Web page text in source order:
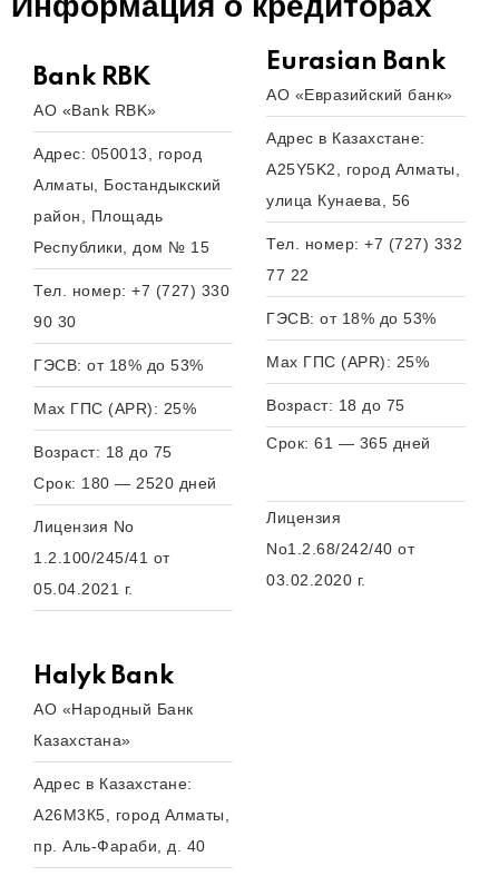
Информация о кредиторах
Bank RBK
АО «Bank RBK»
Адрес: 050013, город
Алматы, Бостандыкский
район, Площадь
Республики, дом № 15
Тел. номер: +7 (727) 330
90 30
ГЭСВ: от 18% до 53%
Max ГПС (APR): 25%
Возраст: 18 до 75
Срок: 180 — 2520 дней
Лицензия No
1.2.100/245/41 от
05.04.2021 г.
Eurasian Bank
АО «Евразийский банк»
Адрес в Казахстане:
A25Y5K2, город Алматы,
улица Кунаева, 56
Тел. номер: +7 (727) 332
77 22
ГЭСВ: от 18% до 53%
Max ГПС (APR): 25%
Возраст: 18 до 75
Срок: 61 — 365 дней
Лицензия
No1.2.68/242/40 от
03.02.2020 г.
Halyk Bank
АО «Народный Банк
Казахстана»
Адрес в Казахстане:
А26М3К5, город Алматы,
пр. Аль-Фараби, д. 40